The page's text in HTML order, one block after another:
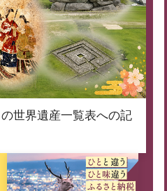
の世界遺産一覧表への記